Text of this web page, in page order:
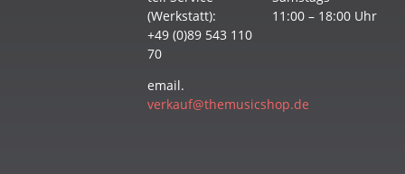
(Werkstatt):
+49 (0)89 543 110
70
email.
verkauf@themusicshop.de
11:00 – 18:00 Uhr